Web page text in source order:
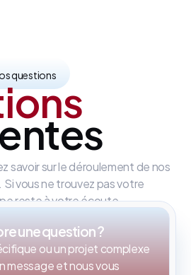
questions
savoir sur le déroulement de nos
vous ne trouvez pas votre
reste à votre écoute.
une question ?
ou un projet complexe
message et nous vous